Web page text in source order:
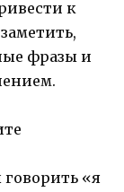
к
фразы и
«я